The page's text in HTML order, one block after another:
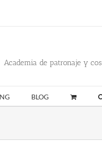
Academia de patronaje y
BLOG